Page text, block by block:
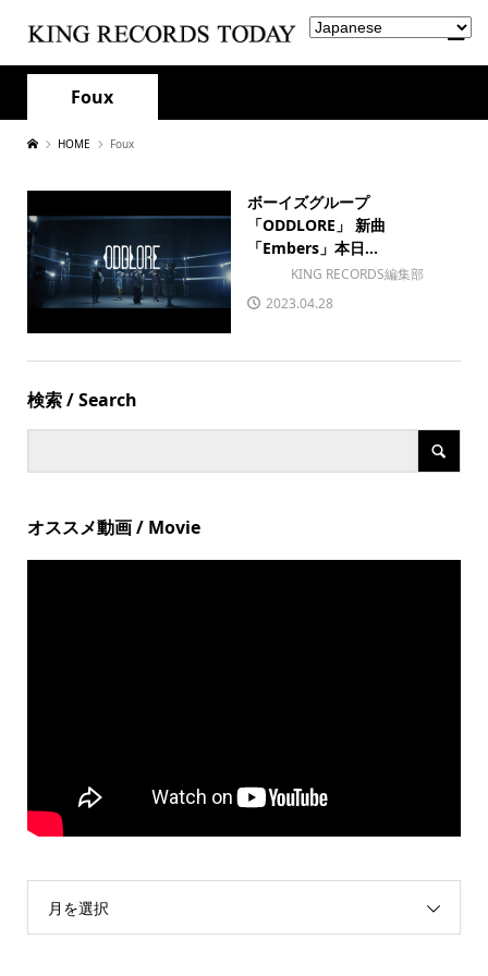
Foux
HOME Foux
ボーイズグループ
「ODDLORE」 新曲
「Embers」本日...
KING RECORDS編集部
2023.04.28
検索 / Search
オススメ動画 / Movie
月を選択